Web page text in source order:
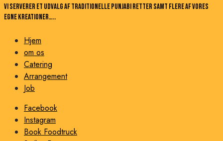
Vi serverer et udvalg af traditionelle Punjabi retter samt flere af vores
egne kreationer…..
Hjem
om os
Catering
Arrangement
Job
Facebook
Instagram
Book Foodtruck